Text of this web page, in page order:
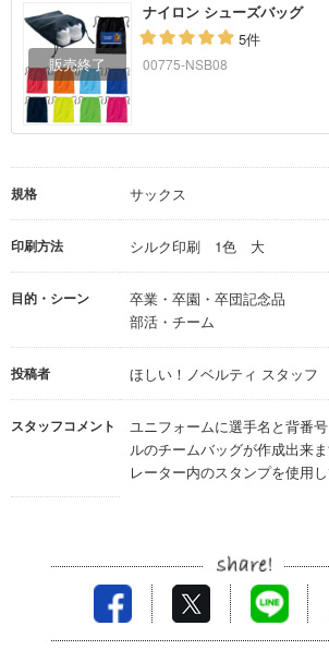
ナイロン シューズバッグ
5件
00775-NSB08
規格 サックス
印刷方法 シルク印刷 1色 大
目的・シーン
卒業・卒園・卒団記念品
部活・チーム
投稿者 ほしい！ノベルティ スタッフ
スタッフコメント
ユニフォームに選手名と背番
ルのチームバッグが作成出来
レーター内のスタンプを使用し